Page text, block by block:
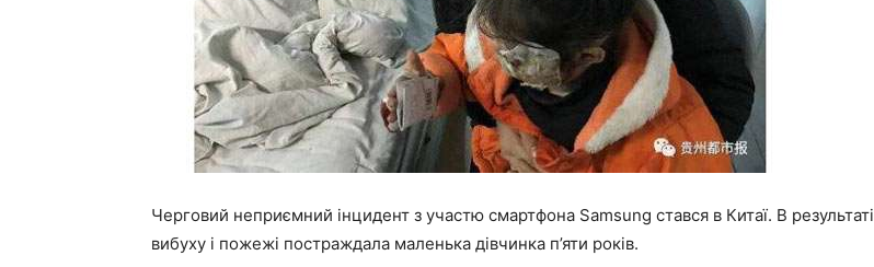
Черговий неприємний інцидент з участю смартфона Samsung стався в Китаї. В результаті
вибуху і пожежі постраждала маленька дівчинка п’яти років.